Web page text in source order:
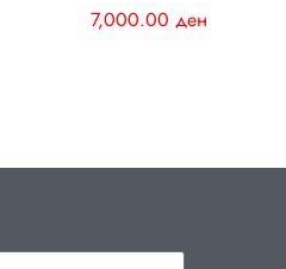
7,000.00 ден